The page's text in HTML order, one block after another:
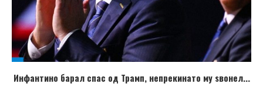
Инфантино барал спас од Трамп, непрекинато му ѕвонел...